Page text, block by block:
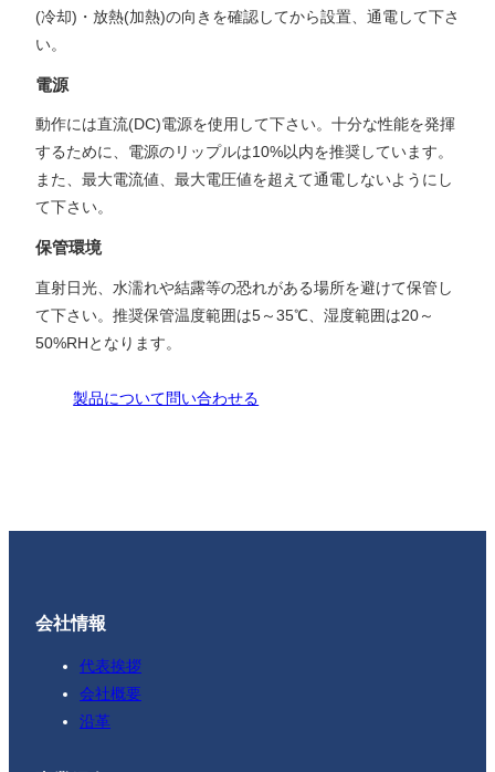
(冷却)・放熱(加熱)の向きを確認してから設置、通電して下さ
い。
電源
動作には直流(DC)電源を使用して下さい。十分な性能を発揮
するために、電源のリップルは10%以内を推奨しています。
また、最大電流値、最大電圧値を超えて通電しないようにし
て下さい。
保管環境
直射日光、水濡れや結露等の恐れがある場所を避けて保管し
て下さい。推奨保管温度範囲は5～35℃、湿度範囲は20～
50%RHとなります。
製品について問い合わせる
会社情報
代表挨拶
会社概要
沿革